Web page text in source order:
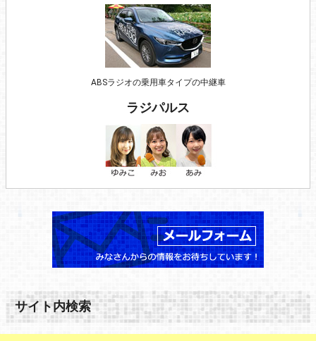
ABSラジオの乗用車タイプの中継車
ラジパルス
サイト内検索